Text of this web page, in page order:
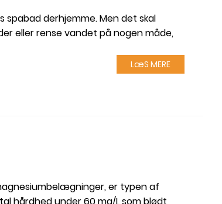
derhjemme. Men det skal
eller rense vandet på nogen måde,
LæS MERE
er typen af
hårdhed under 60 mg/L som blødt